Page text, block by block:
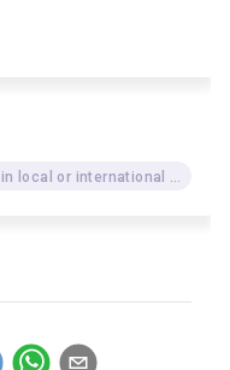
#organisation of participation in local or international events